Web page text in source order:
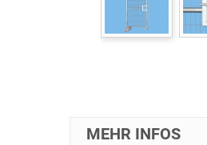
MEHR INFOS